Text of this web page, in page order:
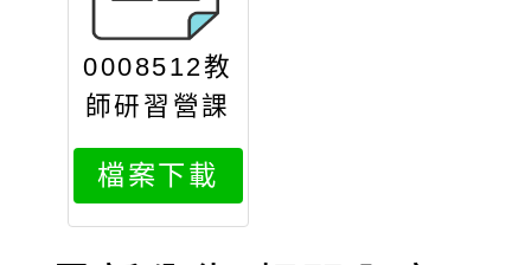
0008512教
師研習營課
程規劃附件
檔案下載